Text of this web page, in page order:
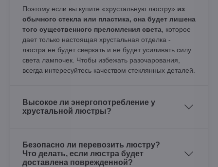
Поэтому если вы купите «хрустальную люстру» из
обычного стекла или пластика, она будет лишена
того существенного преломления света , которое
дает только настоящая хрустальная отделка -
люстра не будет сверкать и не будет усиливать силу
света лампочек. Чтобы избежать разочарования,
всегда интересуйтесь качеством стеклянных деталей.
Высокое ли энергопотребление у
хрустальной люстры?
Безопасно ли перевозить люстру?
Что делать, если люстра будет
доставлена поврежденной?